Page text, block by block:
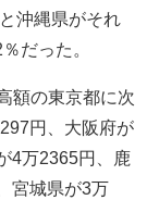
沖縄県がそれ
だった。
額の東京都に次
円、大阪府が
4万2365円、鹿
宮城県が3万